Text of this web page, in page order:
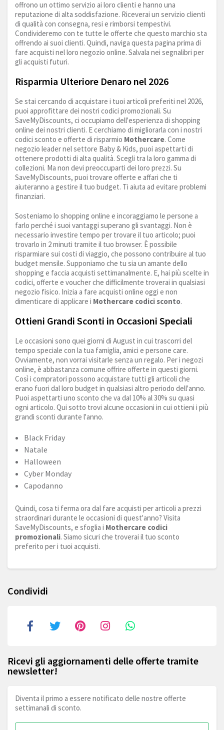
offrono un ottimo servizio ai loro clienti e hanno una
reputazione di alta soddisfazione. Riceverai un servizio clienti
di qualità con consegna, resi e rimborsi tempestivi.
Condivideremo con te tutte le offerte che questo marchio sta
offrendo ai suoi clienti. Quindi, naviga questa pagina prima di
fare acquisti nel loro negozio online. Salvala nei segnalibri per
gli acquisti futuri.
Risparmia Ulteriore Denaro nel 2026
Se stai cercando di acquistare i tuoi articoli preferiti nel 2026,
puoi approfittare dei nostri codici promozionali. Su
SaveMyDiscounts, ci occupiamo dell'esperienza di shopping
online dei nostri clienti. E cerchiamo di migliorarla con i nostri
codici sconto e offerte di risparmio Mothercare. Come
negozio leader nel settore Baby & Kids, puoi aspettarti di
ottenere prodotti di alta qualità. Scegli tra la loro gamma di
collezioni. Ma non devi preoccuparti dei loro prezzi. Su
SaveMyDiscounts, puoi trovare offerte e affari che ti
aiuteranno a gestire il tuo budget. Ti aiuta ad evitare problemi
finanziari.
Sosteniamo lo shopping online e incoraggiamo le persone a
farlo perché i suoi vantaggi superano gli svantaggi. Non è
necessario investire tempo per trovare il tuo articolo; puoi
trovarlo in 2 minuti tramite il tuo browser. È possibile
risparmiare sui costi di viaggio, che possono contribuire al tuo
budget mensile. Supponiamo che tu sia un amante dello
shopping e faccia acquisti settimanalmente. E, hai più scelte in
codici, offerte e voucher che difficilmente troverai in qualsiasi
negozio fisico. Inizia a fare acquisti online oggi e non
dimenticare di applicare i Mothercare codici sconto.
Ottieni Grandi Sconti in Occasioni Speciali
Le occasioni sono quei giorni di August in cui trascorri del
tempo speciale con la tua famiglia, amici e persone care.
Ovviamente, non vorrai visitarle senza un regalo. Per i negozi
online, è abbastanza comune offrire offerte in questi giorni.
Così i compratori possono acquistare tutti gli articoli che
erano fuori dal loro budget in qualsiasi altro periodo dell'anno.
Puoi aspettarti uno sconto che va dal 10% al 30% su quasi
ogni articolo. Qui sotto trovi alcune occasioni in cui ottieni i più
grandi sconti durante l'anno.
Black Friday
Natale
Halloween
Cyber Monday
Capodanno
Quindi, cosa ti ferma ora dal fare acquisti per articoli a prezzi
straordinari durante le occasioni di quest'anno? Visita
SaveMyDiscounts, e sfoglia i Mothercare codici
promozionali. Siamo sicuri che troverai il tuo sconto
preferito per i tuoi acquisti.
Condividi
Ricevi gli aggiornamenti delle offerte tramite
newsletter!
Diventa il primo a essere notificato delle nostre offerte
settimanali di sconto.